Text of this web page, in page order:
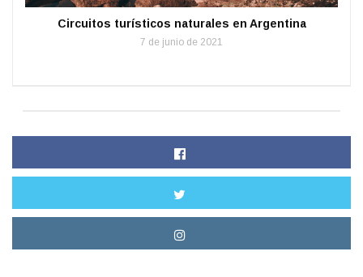
Circuitos turísticos naturales en Argentina
7 de junio de 2021